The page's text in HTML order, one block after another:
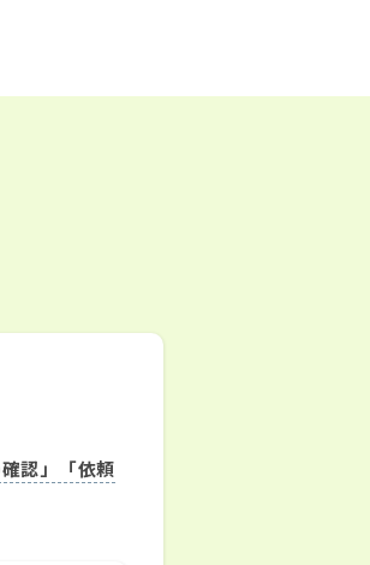
認」「依頼